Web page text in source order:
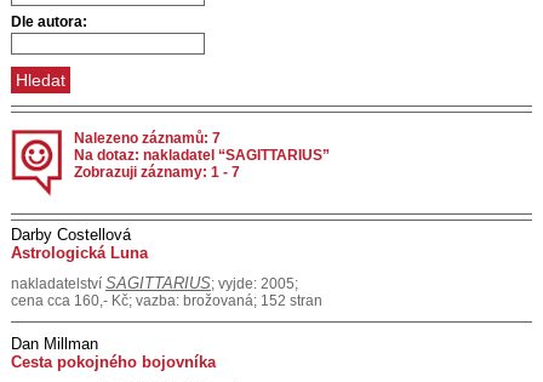
Dle autora:
Nalezeno záznamů: 7
Na dotaz: nakladatel “SAGITTARIUS”
Zobrazuji záznamy: 1 - 7
Darby Costellová
Astrologická Luna
nakladatelství SAGITTARIUS; vyjde: 2005;
cena cca 160,- Kč; vazba: brožovaná; 152 stran
Dan Millman
Cesta pokojného bojovníka